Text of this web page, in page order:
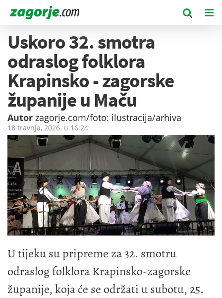
Uskoro 32. smotra
odraslog folklora
Krapinsko - zagorske
županije u Maču
Autor zagorje.com/foto: ilustracija/arhiva
18 travnja, 2026. u 16:24
U tijeku su pripreme za 32. smotru
odraslog folklora Krapinsko-zagorske
županije, koja će se održati u subotu, 25.